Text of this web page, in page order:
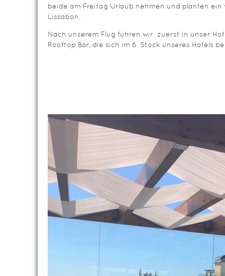
beide am Freitag Urlaub nehmen und planten
Lissabon.
Nach unserem Flug fuhren wir zuerst in unser
Rooftop Bar, die sich im 6. Stock unseres Hotels